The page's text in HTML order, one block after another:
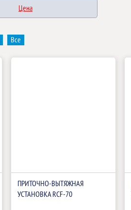
Цена
Все
ПРИТОЧНО-ВЫТЯЖНАЯ
УСТАНОВКА RCF-70